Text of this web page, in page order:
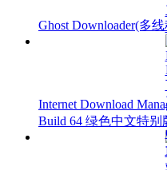
Ghost Downloader(多
Internet Download
Build 64 绿色中文特别